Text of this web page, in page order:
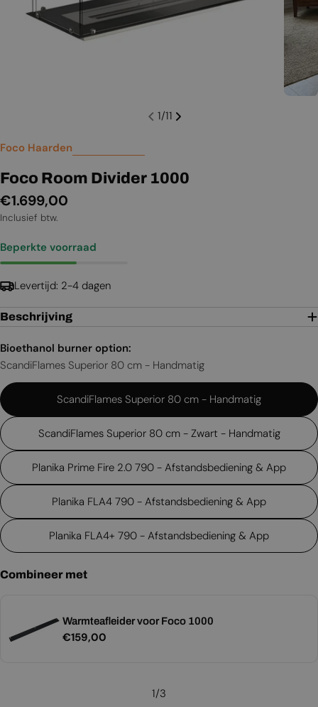
1/11
Foco Haarden
Foco Room Divider 1000
Normale
prijs
€1.699,00
Inclusief btw.
Beperkte voorraad
Levertijd: 2-4 dagen
Beschrijving
Bioethanol burner option:
ScandiFlames Superior 80 cm - Handmatig
ScandiFlames Superior 80 cm - Handmatig
ScandiFlames Superior 80 cm - Zwart - Handmatig
Planika Prime Fire 2.0 790 - Afstandsbediening & App
Planika FLA4 790 - Afstandsbediening & App
Planika FLA4+ 790 - Afstandsbediening & App
Combineer met
Warmteafleider voor Foco 1000
Normale
€159,00
1/3